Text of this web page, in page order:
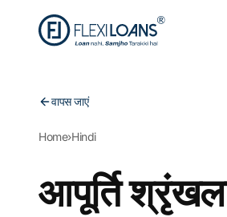
वापस जाएं
Home›Hindi
आपूर्ति